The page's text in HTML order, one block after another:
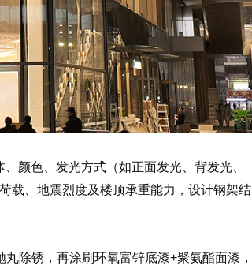
颜色、发光方式（如正面发光、背发光、
载、地震烈度及楼顶承重能力，设计钢架结
除锈，再涂刷环氧富锌底漆+聚氨酯面漆，